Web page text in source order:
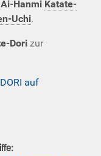
Ai-Hanmi Katate-
Uchi.
Dori zur
auf